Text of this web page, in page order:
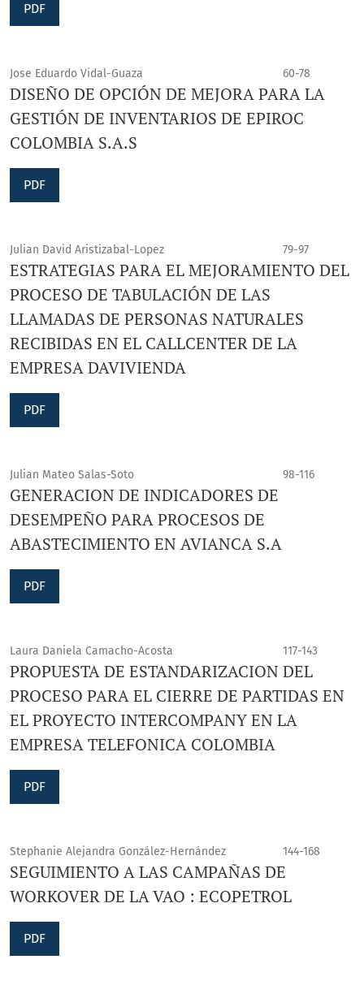
PDF
Jose Eduardo Vidal-Guaza 60-78
DISEÑO DE OPCIÓN DE MEJORA PARA LA
GESTIÓN DE INVENTARIOS DE EPIROC
COLOMBIA S.A.S
PDF
Julian David Aristizabal-Lopez 79-97
ESTRATEGIAS PARA EL MEJORAMIENTO DEL
PROCESO DE TABULACIÓN DE LAS
LLAMADAS DE PERSONAS NATURALES
RECIBIDAS EN EL CALLCENTER DE LA
EMPRESA DAVIVIENDA
PDF
Julian Mateo Salas-Soto 98-116
GENERACION DE INDICADORES DE
DESEMPEÑO PARA PROCESOS DE
ABASTECIMIENTO EN AVIANCA S.A
PDF
Laura Daniela Camacho-Acosta 117-143
PROPUESTA DE ESTANDARIZACION DEL
PROCESO PARA EL CIERRE DE PARTIDAS EN
EL PROYECTO INTERCOMPANY EN LA
EMPRESA TELEFONICA COLOMBIA
PDF
Stephanie Alejandra González-Hernández 144-168
SEGUIMIENTO A LAS CAMPAÑAS DE
WORKOVER DE LA VAO : ECOPETROL
PDF